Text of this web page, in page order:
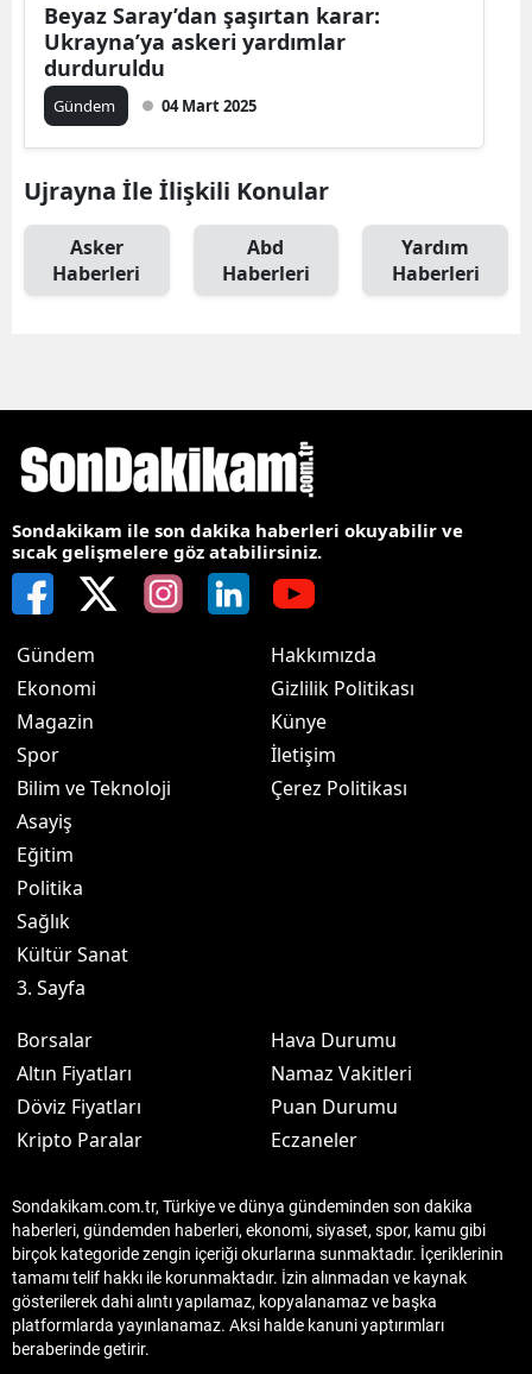
Beyaz Saray’dan şaşırtan karar:
Ukrayna’ya askeri yardımlar
durduruldu
Gündem 04 Mart 2025
Ujrayna İle İlişkili Konular
Asker
Haberleri
Abd
Haberleri
Yardım
Haberleri
Sondakikam ile son dakika haberleri okuyabilir ve
sıcak gelişmelere göz atabilirsiniz.
Gündem
Ekonomi
Magazin
Spor
Bilim ve Teknoloji
Asayiş
Eğitim
Politika
Sağlık
Kültür Sanat
3. Sayfa
Hakkımızda
Gizlilik Politikası
Künye
İletişim
Çerez Politikası
Borsalar
Altın Fiyatları
Döviz Fiyatları
Kripto Paralar
Hava Durumu
Namaz Vakitleri
Puan Durumu
Eczaneler
Sondakikam.com.tr, Türkiye ve dünya gündeminden son dakika
haberleri, gündemden haberleri, ekonomi, siyaset, spor, kamu gibi
birçok kategoride zengin içeriği okurlarına sunmaktadır. İçeriklerinin
tamamı telif hakkı ile korunmaktadır. İzin alınmadan ve kaynak
gösterilerek dahi alıntı yapılamaz, kopyalanamaz ve başka
platformlarda yayınlanamaz. Aksi halde kanuni yaptırımları
beraberinde getirir.